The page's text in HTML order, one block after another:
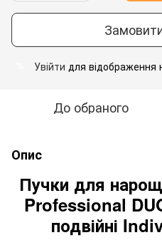
Увійти для відображення
До обраного
Опис
Пучки для
Professional
подвійні